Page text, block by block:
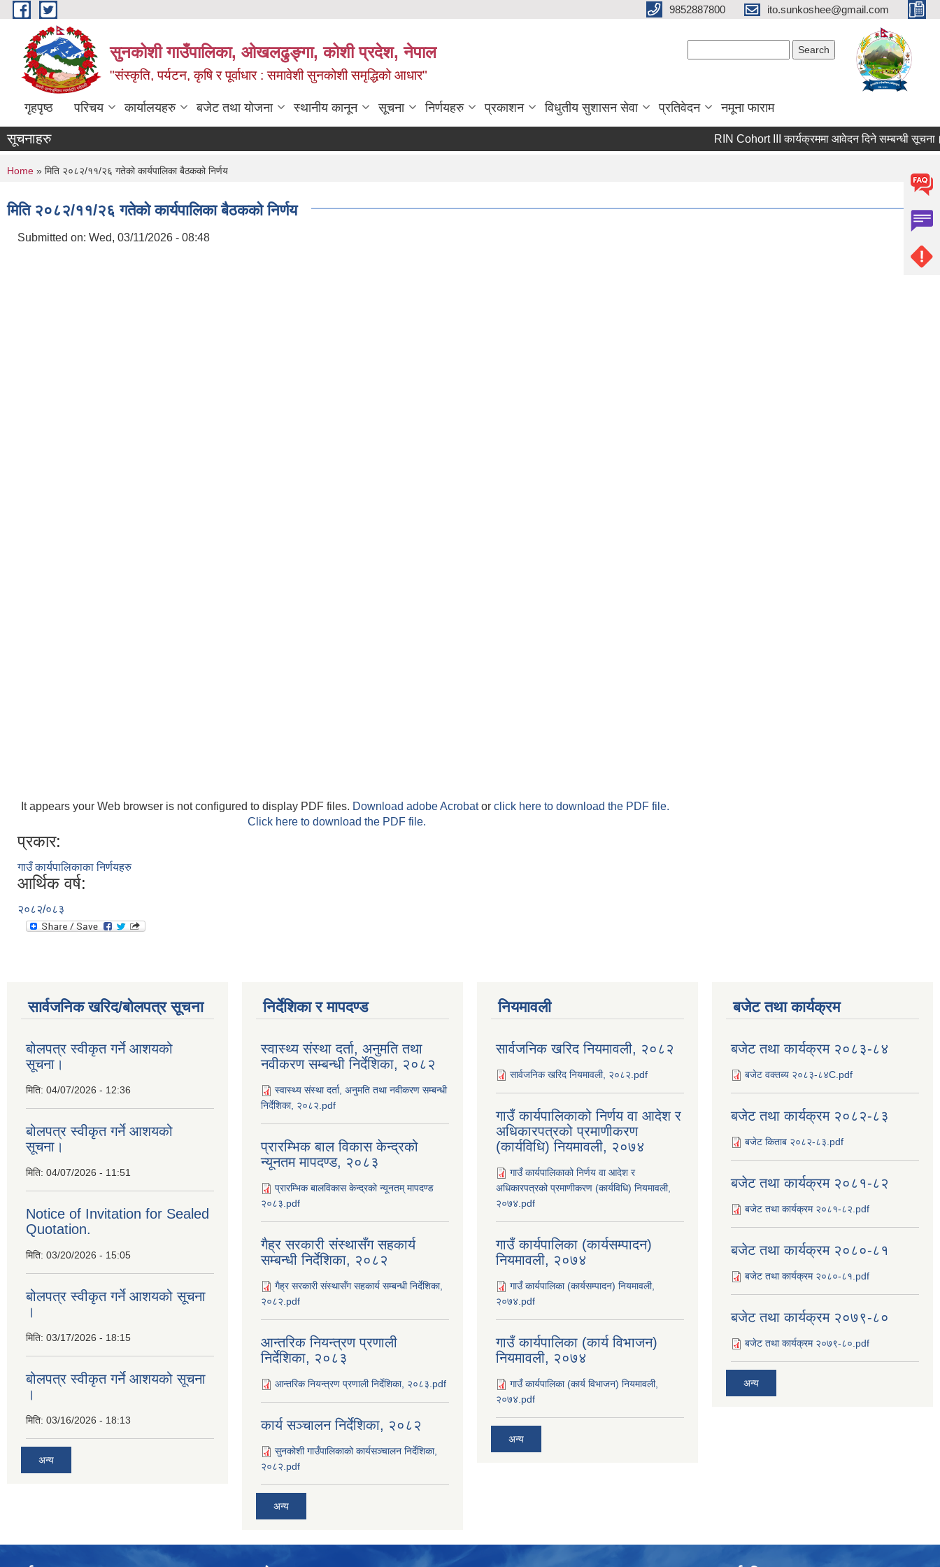
Skip to main content 9852887800 ito.sunkoshee@gmail.com
सुनकोशी गाउँपालिका, ओखलढुङ्गा, कोशी प्रदेश, नेपाल
"संस्कृति, पर्यटन, कृषि र पूर्वाधार : समावेशी सुनकोशी समृद्धिको आधार"
गृहपृष्ठ परिचय कार्यालयहरु बजेट तथा योजना स्थानीय कानून सूचना निर्णयहरु प्रकाशन विधुतीय सुशासन सेवा प्रतिवेदन नमूना फाराम
सूचनाहरु RIN Cohort III कार्यक्रममा आवेदन दिने सम्बन्धी सूचना।
You are here
Home » मिति २०८२/११/२६ गतेको कार्यपालिका बैठकको निर्णय
मिति २०८२/११/२६ गतेको कार्यपालिका बैठकको निर्णय
Submitted on: Wed, 03/11/2026 - 08:48
It appears your Web browser is not configured to display PDF files. Download adobe Acrobator click here to download the PDF file.
Click here to download the PDF file.
प्रकार:
गाउँ कार्यपालिकाका निर्णयहरु
आर्थिक वर्ष:
२०८२/०८३
सार्वजनिक खरिद/बोलपत्र सूचना
बोलपत्र स्वीकृत गर्ने आशयको
सूचना।
मिति: 04/07/2026 - 12:36
बोलपत्र स्वीकृत गर्ने आशयको
सूचना।
मिति: 04/07/2026 - 11:51
Notice of Invitation for Sealed
Quotation.
मिति: 03/20/2026 - 15:05
बोलपत्र स्वीकृत गर्ने आशयको सूचना
।
मिति: 03/17/2026 - 18:15
बोलपत्र स्वीकृत गर्ने आशयको सूचना
।
मिति: 03/16/2026 - 18:13
अन्य
निर्देशिका र मापदण्ड
स्वास्थ्य संस्था दर्ता, अनुमति तथा
नवीकरण सम्बन्धी निर्देशिका, २०८२
स्वास्थ्य संस्था दर्ता, अनुमति तथा नवीकरण सम्बन्धी
निर्देशिका, २०८२.pdf
प्रारम्भिक बाल विकास केन्द्रको
न्यूनतम मापदण्ड, २०८३
प्रारम्भिक बालविकास केन्द्रको न्यूनतम् मापदण्ड
२०८३.pdf
गैह्र सरकारी संस्थासँग सहकार्य
सम्बन्धी निर्देशिका, २०८२
गैह्र सरकारी संस्थासँग सहकार्य सम्बन्धी निर्देशिका,
२०८२.pdf
आन्तरिक नियन्त्रण प्रणाली
निर्देशिका, २०८३
आन्तरिक नियन्त्रण प्रणाली निर्देशिका, २०८३.pdf
कार्य सञ्‍चालन निर्देशिका, २०८२
सुनकोशी गाउँपालिकाको कार्यसञ्‍चालन निर्देशिका,
२०८२.pdf
अन्य
नियमावली
सार्वजनिक खरिद नियमावली, २०८२
सार्वजनिक खरिद नियमावली, २०८२.pdf
गाउँ कार्यपालिकाको निर्णय वा आदेश र
अधिकारपत्रको प्रमाणीकरण
(कार्यविधि) नियमावली, २०७४
गाउँ कार्यपालिकाको निर्णय वा आदेश र
अधिकारपत्रको प्रमाणीकरण (कार्यविधि) नियमावली,
२०७४.pdf
गाउँ कार्यपालिका (कार्यसम्पादन)
नियमावली, २०७४
गाउँ कार्यपालिका (कार्यसम्पादन) नियमावली,
२०७४.pdf
गाउँ कार्यपालिका (कार्य विभाजन)
नियमावली, २०७४
गाउँ कार्यपालिका (कार्य विभाजन) नियमावली,
२०७४.pdf
अन्य
बजेट तथा कार्यक्रम
बजेट तथा कार्यक्रम २०८३-८४
बजेट वक्तब्य २०८३-८४C.pdf
बजेट तथा कार्यक्रम २०८२-८३
बजेट किताब २०८२-८३.pdf
बजेट तथा कार्यक्रम २०८१-८२
बजेट तथा कार्यक्रम २०८१-८२.pdf
बजेट तथा कार्यक्रम २०८०-८१
बजेट तथा कार्यक्रम २०८०-८१.pdf
बजेट तथा कार्यक्रम २०७९-८०
बजेट तथा कार्यक्रम २०७९-८०.pdf
अन्य